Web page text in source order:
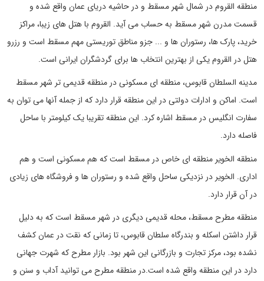
منطقه القروم در شمال شهر مسقط و در حاشیه دریای عمان واقع شده و
قسمت مدرن شهر مسقط به حساب می آید. القروم با هتل های زیبا، مراکز
خرید، پارک ها، رستوران ها و ... جزو مناطق توریستی مهم مسقط است و رزرو
هتل در القروم یکی از بهترین انتخاب ها برای گردشگران ایرانی است.
مدینه السلطان قابوس، منطقه ای مسکونی در منطقه قدیمی تر شهر مسقط
است. اماکن و ادارات دولتی در این منطقه قرار دارد که از جمله آنها می توان به
سفارت انگلیس در مسقط اشاره کرد. این منطقه تقریبا یک کیلومتر با ساحل
فاصله دارد.
منطقه الخویر منطقه ای خاص در مسقط است که هم مسکونی است و هم
اداری. الخویر در نزدیکی ساحل واقع شده و رستوران ها و فروشگاه های زیادی
در آن قرار دارد.
منطقه مطرح مسقط، محله قدیمی دیگری در شهر مسقط است که به دلیل
قرار داشتن اسکله و بندرگاه سلطان قابوس، تا زمانی که نقت در عمان کشف
نشده بود، مرکز تجارت و بازرگانی این شهر بود. بازار مطرح که شهرت جهانی
دارد در این منطقه واقع شده است.در منطقه مطرح می توانید آداب و سنن و